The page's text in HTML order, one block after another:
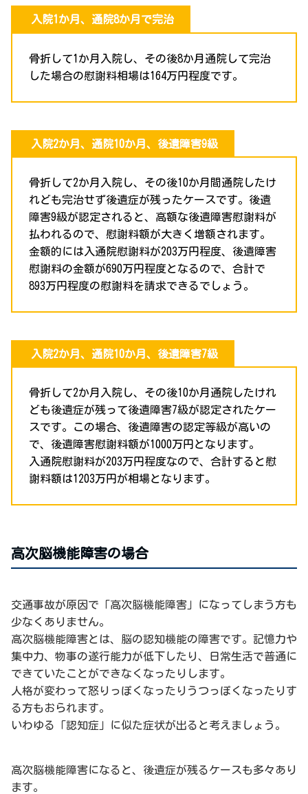
入院1か月、通院8か月で完治
骨折して1か月入院し、その後8か月通院して完治
した場合の慰謝料相場は164万円程度です。
入院2か月、通院10か月、後遺障害9級
骨折して2か月入院し、その後10か月間通院したけ
れども完治せず後遺症が残ったケースです。後遺
障害9級が認定されると、高額な後遺障害慰謝料が
払われるので、慰謝料額が大きく増額されます。
金額的には入通院慰謝料が203万円程度、後遺障害
慰謝料の金額が690万円程度となるので、合計で
893万円程度の慰謝料を請求できるでしょう。
入院2か月、通院10か月、後遺障害7級
骨折して2か月入院し、その後10か月通院したけれ
ども後遺症が残って後遺障害7級が認定されたケー
スです。この場合、後遺障害の認定等級が高いの
で、後遺障害慰謝料額が1000万円となります。
入通院慰謝料が203万円程度なので、合計すると慰
謝料額は1203万円が相場となります。
高次脳機能障害の場合
交通事故が原因で「高次脳機能障害」になってしまう方も
少なくありません。
高次脳機能障害とは、脳の認知機能の障害です。記憶力や
集中力、物事の遂行能力が低下したり、日常生活で普通に
できていたことができなくなったりします。
人格が変わって怒りっぽくなったりうつっぽくなったりす
る方もおられます。
いわゆる「認知症」に似た症状が出ると考えましょう。
高次脳機能障害になると、後遺症が残るケースも多々あり
ます。